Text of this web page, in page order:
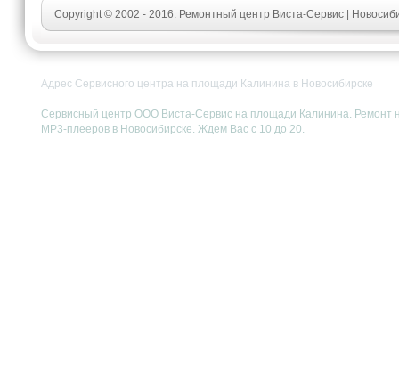
Copyright © 2002 - 2016. Ремонтный центр Виста-Сервис |
Адрес Сервисного центра на площади Калинина в Новосибирске
Сервисный центр ООО Виста-Сервис на площади Калинина. Ремонт
MP3-плееров в Новосибирске. Ждем Вас с 10 до 20.